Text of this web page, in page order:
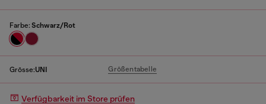
Farbe: Schwarz/Rot
Grösse:UNI Größentabelle
Verfügbarkeit im Store prüfen